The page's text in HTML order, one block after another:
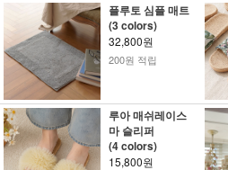
플루토 심플 매트
(3 colors)
32,800원
200원 적립
루아 매쉬레이스
마 슬리퍼
(4 colors)
15,800원